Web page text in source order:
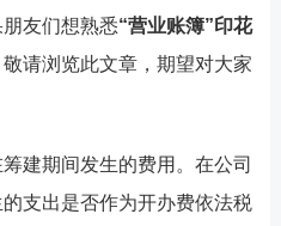
友们想熟悉“营业账簿”印花
请浏览此文章，期望对大家
期间发生的费用。在公司
支出是否作为开办费依法税